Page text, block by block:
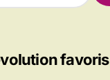
favoris